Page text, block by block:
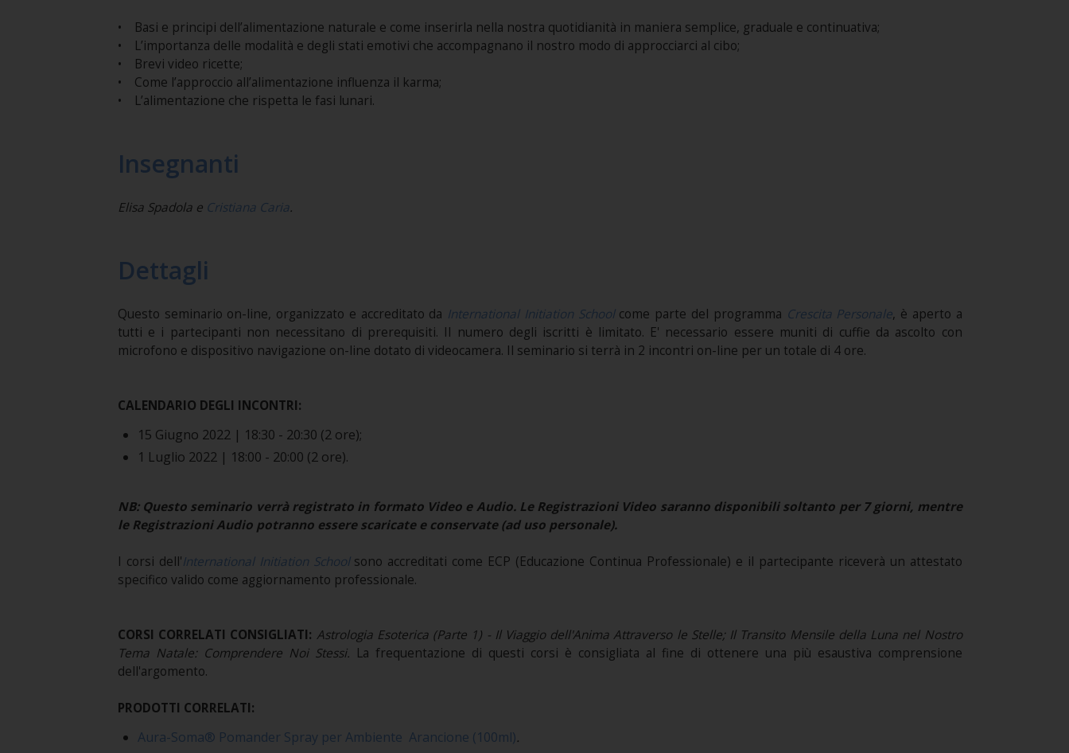
• Basi e principi dell’alimentazione naturale e come inserirla nella nostra quotidianità in maniera semplice, graduale e continuativa;
• L’importanza delle modalità e degli stati emotivi che accompagnano il nostro modo di approcciarci al cibo;
• Brevi video ricette;
• Come l’approccio all’alimentazione influenza il karma;
• L’alimentazione che rispetta le fasi lunari.
Insegnanti
Elisa Spadola e Cristiana Caria.
Dettagli
Questo seminario on-line, organizzato e accreditato da International Initiation School come parte del programma Crescita Personale, è aperto a
tutti e i partecipanti non necessitano di prerequisiti. Il numero degli iscritti è limitato. E' necessario essere muniti di cuffie da ascolto con
microfono e dispositivo navigazione on-line dotato di videocamera. Il seminario si terrà in 2 incontri on-line per un totale di 4 ore.
CALENDARIO DEGLI INCONTRI:
15 Giugno 2022 | 18:30 - 20:30 (2 ore);
1 Luglio 2022 | 18:00 - 20:00 (2 ore).
NB: Questo seminario verrà registrato in formato Video e Audio. Le Registrazioni Video saranno disponibili soltanto per 7 giorni, mentre
le Registrazioni Audio potranno essere scaricate e conservate (ad uso personale).
I corsi dell'International Initiation Schoolsono accreditati come ECP (Educazione Continua Professionale) e il partecipante riceverà un attestato
specifico valido come aggiornamento professionale.
CORSI CORRELATI CONSIGLIATI: Astrologia Esoterica (Parte 1) - Il Viaggio dell'Anima Attraverso le Stelle; Il Transito Mensile della Luna nel Nostro
Tema Natale: Comprendere Noi Stessi. La frequentazione di questi corsi è consigliata al fine di ottenere una più esaustiva comprensione
dell'argomento.
PRODOTTI CORRELATI:
Aura-Soma® Pomander Spray per Ambiente Arancione (100ml).